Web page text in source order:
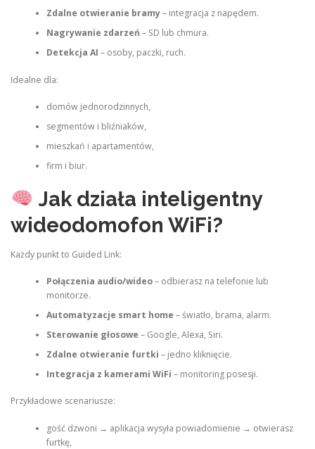
Zdalne otwieranie bramy– integracja z napędem.
Nagrywanie zdarzeń – SD lub chmura.
Detekcja AI – osoby, paczki, ruch.
Idealne dla:
domów jednorodzinnych,
segmentów i bliźniaków,
mieszkań i apartamentów,
firm i biur.
Jak działa inteligentny
wideodomofon WiFi?
Każdy punkt to Guided Link:
Połączenia audio/wideo– odbierasz na telefonie lub
monitorze.
Automatyzacje smart home – światło, brama, alarm.
Sterowanie głosowe – Google, Alexa, Siri.
Zdalne otwieranie furtki – jedno kliknięcie.
Integracja z kamerami WiFi – monitoring posesji.
Przykładowe scenariusze:
gość dzwoni → aplikacja wysyła powiadomienie → otwierasz
furtkę,